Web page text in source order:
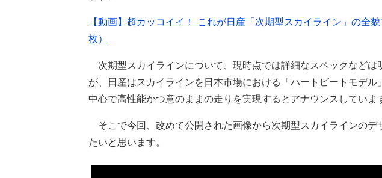
【動画】超カッコイイ！ これが日産「次期型スカイライン」の全
枚）
次期型スカイラインについて、現時点では詳細なスペックなどは
が、日産はスカイラインを日本市場における「ハートビートモデル
中心で高性能かつ意のままの走りを実現するとアナウンスしていま
そこで今回、改めて公開された画像から次期型スカイラインのデ
たいと思います。